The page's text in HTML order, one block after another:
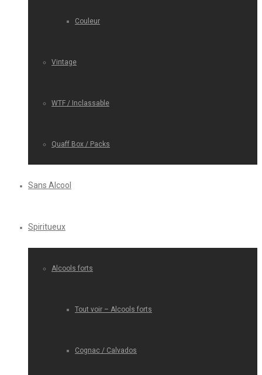
Couleur
Vintage
WTF / Inclassable
Quaff Box / Packs
Sans Alcool
Spiritueux
Alcools forts
Tout voir – Alcools forts
Cognac / Calvados